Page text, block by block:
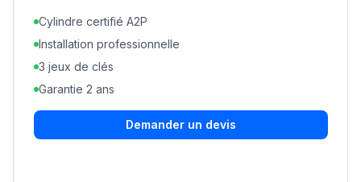
Cylindre certifié A2P
Installation professionnelle
3 jeux de clés
Garantie 2 ans
Demander un devis